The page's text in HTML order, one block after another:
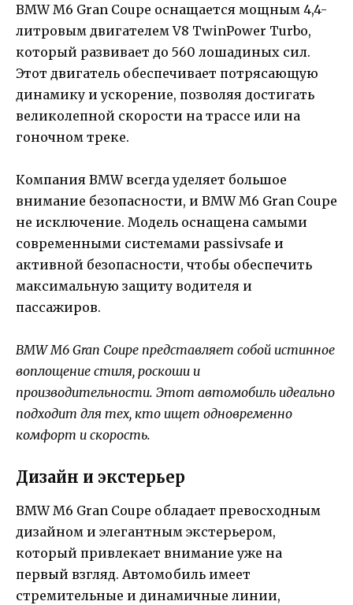
BMW M6 Gran Coupe оснащается мощным 4,4-
литровым двигателем V8 TwinPower Turbo,
который развивает до 560 лошадиных сил.
Этот двигатель обеспечивает потрясающую
динамику и ускорение, позволяя достигать
великолепной скорости на трассе или на
гоночном треке.
Компания BMW всегда уделяет большое
внимание безопасности, и BMW M6 Gran Coupe
не исключение. Модель оснащена самыми
современными системами passivsafe и
активной безопасности, чтобы обеспечить
максимальную защиту водителя и
пассажиров.
BMW M6 Gran Coupe представляет собой истинное
воплощение стиля, роскоши и
производительности. Этот автомобиль идеально
подходит для тех, кто ищет одновременно
комфорт и скорость.
Дизайн и экстерьер
BMW M6 Gran Coupe обладает превосходным
дизайном и элегантным экстерьером,
который привлекает внимание уже на
первый взгляд. Автомобиль имеет
стремительные и динамичные линии,